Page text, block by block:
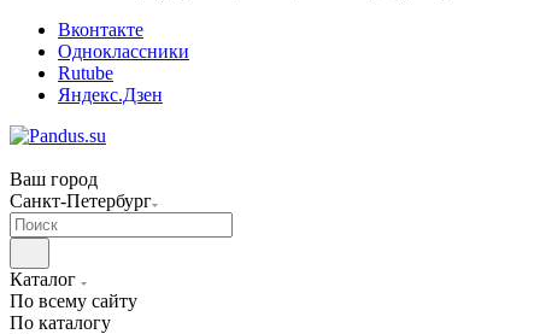
Вконтакте
Одноклассники
Rutube
Яндекс.Дзен
Ваш город
Санкт-Петербург
Каталог
По всему сайту
По каталогу